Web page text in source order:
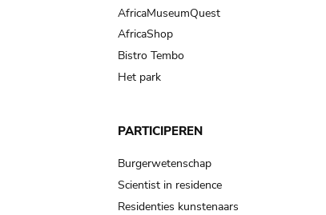
AfricaMuseumQuest
AfricaShop
Bistro Tembo
Het park
PARTICIPEREN
Burgerwetenschap
Scientist in residence
Residenties kunstenaars